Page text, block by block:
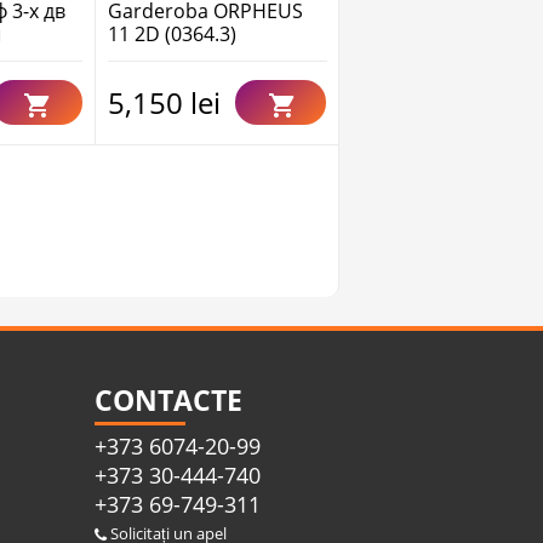
3-х дв
Garderoba ORPHEUS
11 2D (0364.3)
5,150 lei
CONTACTE
+373 6074-20-99
+373 30-444-740
+373 69-749-311
Solicitați un apel